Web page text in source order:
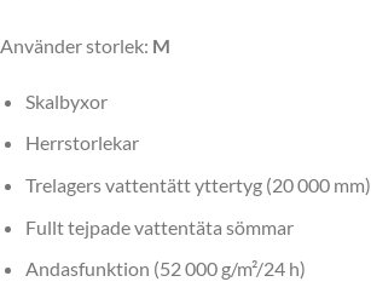
Använder storlek: M
Skalbyxor
Herrstorlekar
Trelagers vattentätt yttertyg (20 000 mm)
Fullt tejpade vattentäta sömmar
Andasfunktion (52 000 g/m²/24 h)